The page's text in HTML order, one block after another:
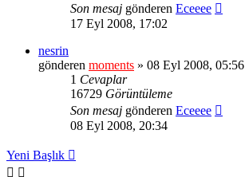
Son mesaj gönderen Eceeee
17 Eyl 2008, 17:02
nesrin
gönderen moments » 08 Eyl 2008, 05:56
1 Cevaplar
16729 Görüntüleme
Son mesaj gönderen Eceeee
08 Eyl 2008, 20:34
Yeni Başlık